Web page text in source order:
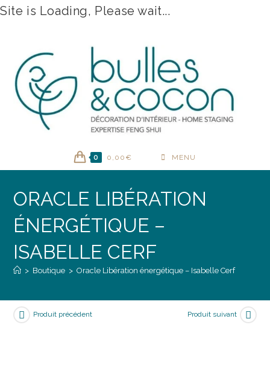
Site is Loading, Please wait...
0 0,00 € MENU
ORACLE LIBÉRATION
ÉNERGÉTIQUE –
ISABELLE CERF
> Boutique > Oracle Libération énergétique – Isabelle Cerf
Produit précédent Produit suivant